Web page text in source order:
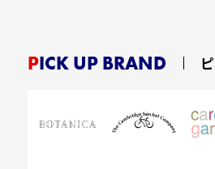
PICK UP BRAND